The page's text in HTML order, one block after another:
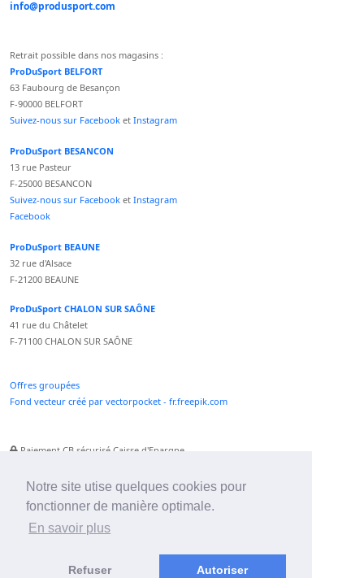
Notre site utise quelques cookies pour
fonctionner de manière optimale.
En savoir plus
Refuser Autoriser
info@produsport.com
Retrait possible dans nos magasins :
ProDuSport BELFORT
63 Faubourg de Besançon
F-90000 BELFORT
Suivez-nous sur Facebook et Instagram
ProDuSport BESANCON
13 rue Pasteur
F-25000 BESANCON
Suivez-nous sur Facebook et Instagram
Facebook
ProDuSport BEAUNE
32 rue d'Alsace
F-21200 BEAUNE
ProDuSport CHALON SUR SAÔNE
41 rue du Châtelet
F-71100 CHALON SUR SAÔNE
Offres groupées
Fond vecteur créé par vectorpocket - fr.freepik.com
Paiement CB sécurisé Caisse d'Epargne
Paiement Paypal accepté